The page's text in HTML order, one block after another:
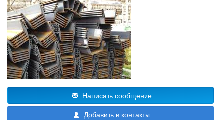
Написать сообщение
Добавить в контакты